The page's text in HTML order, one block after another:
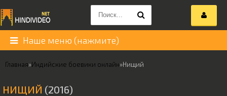
Наше меню (нажмите)
Главная»Индийские боевики онлайн»Нищий
НИЩИЙ (2016)